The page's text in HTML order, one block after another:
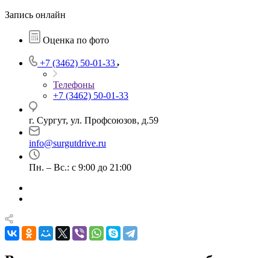
Запись онлайн
Оценка по фото
+7 (3462) 50-01-33
Телефоны
+7 (3462) 50-01-33
г. Сургут, ул. Профсоюзов, д.59
info@surgutdrive.ru
Пн. – Вс.: с 9:00 до 21:00